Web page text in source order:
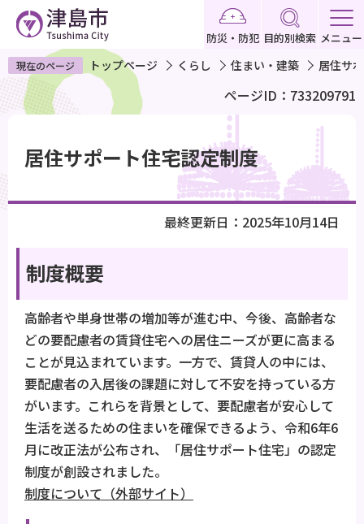
ペ
ー
で
す
防災・防犯 目的別検索 メニュー
現在のページ トップページ くらし 住まい・建築 居住サ
ページID：733209791
居住サポート住宅認定制度
最終更新日：2025年10月14日
制度概要
高齢者や単身世帯の増加等が進む中、今後、高齢者な
どの要配慮者の賃貸住宅への居住ニーズが更に高まる
ことが見込まれています。一方で、賃貸人の中には、
要配慮者の入居後の課題に対して不安を持っている方
がいます。これらを背景として、要配慮者が安心して
生活を送るための住まいを確保できるよう、令和6年6
月に改正法が公布され、「居住サポート住宅」の認定
制度が創設されました。
制度について（外部サイト）